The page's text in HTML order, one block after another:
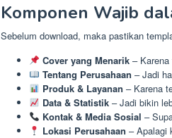
Komponen Wajib
Sebelum download, maka pastikan
Cover yang Menarik– Karena
Tentang Perusahaan – Jadi
Produk & Layanan – Karena
Data & Statistik– Jadi bikin
Kontak & Media Sosial –
Lokasi Perusahaan – Apalagi